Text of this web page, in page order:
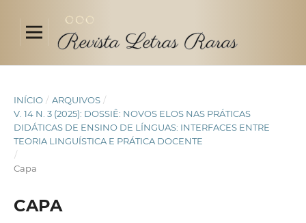
INÍCIO / ARQUIVOS /
V. 14 N. 3 (2025): DOSSIÊ: NOVOS ELOS NAS PRÁTICAS
DIDÁTICAS DE ENSINO DE LÍNGUAS: INTERFACES ENTRE
TEORIA LINGUÍSTICA E PRÁTICA DOCENTE
/
Capa
CAPA